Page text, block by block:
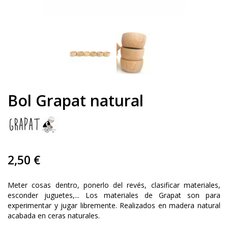
Bol Grapat natural
2,50 €
Meter cosas dentro, ponerlo del revés, clasificar materiales,
esconder juguetes,... Los materiales de Grapat son para
experimentar y jugar libremente. Realizados en madera natural
acabada en ceras naturales.